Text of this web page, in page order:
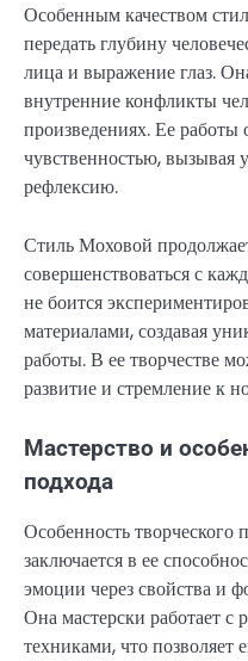
Особенным качеством
передать глубину
лица и выражение глаз.
внутренние конфликты
произведениях. Ее
чувственностью, вызывая
рефлексию.
Стиль Моховой
совершенствоваться с
не боится
материалами, создавая
работы. В ее творчестве
развитие и стремление к
Мастерство и
подхода
Особенность
заключается в ее
эмоции через свойства и
Она мастерски работает
техниками, что позволяет